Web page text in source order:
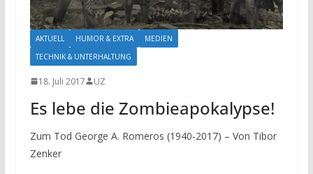
AKTUELL HUMOR & EXTRA
MEDIEN
TECHNIK & UNTERHALTUNG
18. Juli 2017 UZ
Es lebe die Zombieapokalypse!
Zum Tod George A. Romeros (1940-2017) – Von Tibor
Zenker